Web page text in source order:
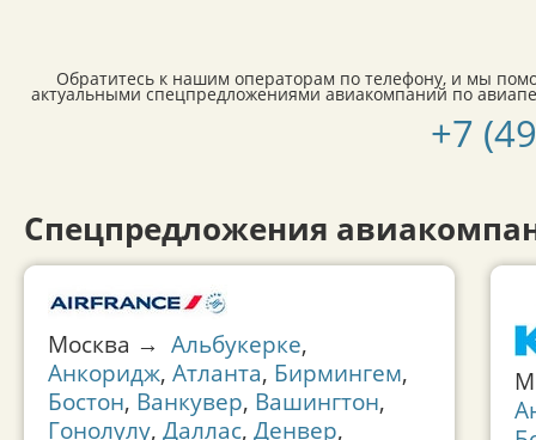
Обратитесь к нашим операторам по телефону, и мы
актуальными спецпредложениями авиакомпаний по
+7
Спецпредложения
Москва → Альбукерке,
Анкоридж, Атланта, Бирмингем,
Бостон, Ванкувер, Вашингтон,
Гонолулу, Даллас, Денвер,